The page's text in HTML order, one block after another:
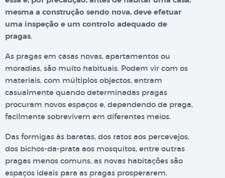
mesma a construção sendo nova, deve efetuar
uma inspeção e um controlo adequado de
pragas.
As pragas em casas novas, apartamentos ou
moradias, são muito habituais. Podem vir com os
materiais, com múltiplos objectos, entram
casualmente quando determinadas pragas
procuram novos espaços e, dependendo da praga,
facilmente sobrevivem em diferentes meios.
Das formigas às baratas, dos ratos aos percevejos,
dos bichos-da-prata aos mosquitos, entre outras
pragas menos comuns, as novas habitações são
espaços ideais para as pragas prosperarem.